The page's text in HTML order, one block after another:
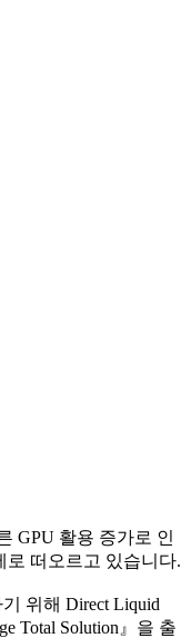
GPU 활용 증가로 인
떠오르고 있습니다.
위해 Direct Liquid
Total Solution』을 출